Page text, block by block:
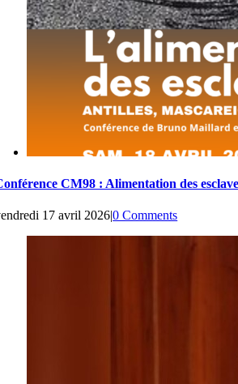
CM98 : Alimentation des
17 avril 2026|0 Comments